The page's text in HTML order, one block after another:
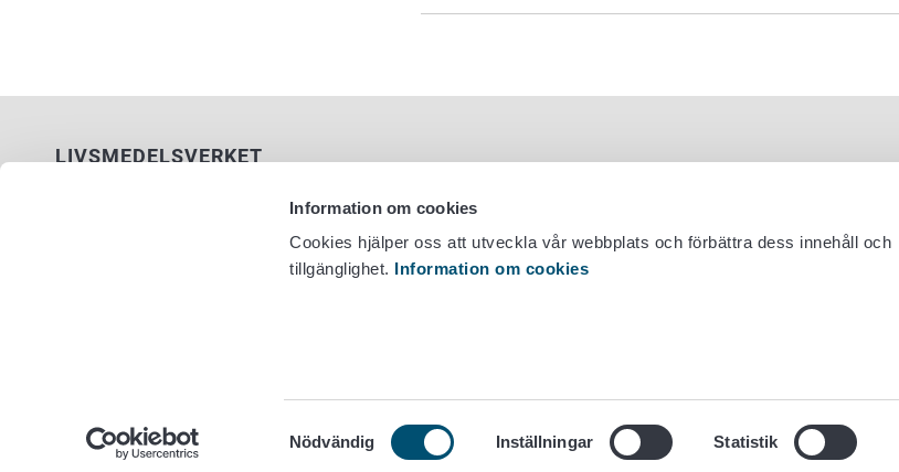
Information om cookies
Cookies hjälper oss att utveckla vår webbplats och förbättra dess innehåll och
tillgänglighet. Information om cookies
Samtyckesval
Nödvändig Inställningar Statistik
LIVSMEDELSVERKET
Information om webbplatsen
Cookie inställningar